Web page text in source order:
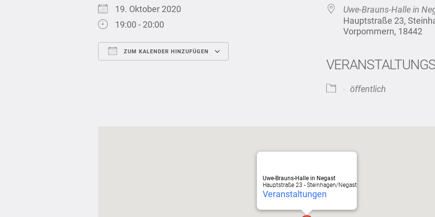
19. Oktober 2020
19:00 - 20:00
ZUM KALENDER HINZUFÜGEN
iCalendar
Uwe-Brauns-Halle in
Hauptstraße 23,
Vorpommern, 18442
öffentlich
Uwe-Brauns-Halle in Negast
Hauptstraße 23 - Steinhagen/Negast
Veranstaltungen